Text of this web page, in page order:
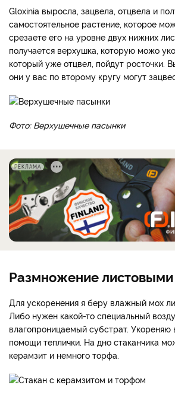
Gloxinia выросла, зацвела, отцвела и
самостоятельное растение, которое
срезаете его на уровне двух нижних
получается верхушка, которую можо
который уже отцвел, пойдут росточки.
они у вас по второму кругу могут
Фото: Верхушечные пасынки
РЕКЛАМА
Размножение
Для ускоренения я беру влажный мох
Либо нужен какой-то специальный
влагопроницаемый субстрат. Укореняю
помощи теплички. На дно стаканчика
керамзит и немного торфа.